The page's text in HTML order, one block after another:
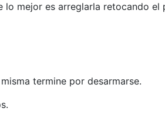
mejor es arreglarla retocando el
termine por desarmarse.